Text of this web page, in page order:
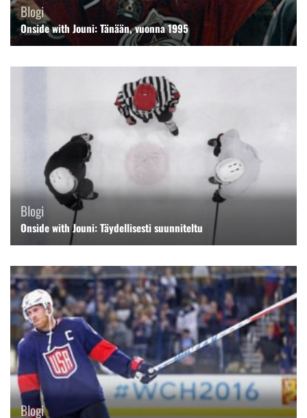
Blogi
Onside with Jouni: Tänään, vuonna 1995
Blogi
Onside with Jouni: Täydellisesti suunniteltu
Blogi